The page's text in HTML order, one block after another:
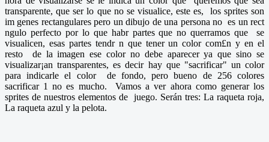
transparente, que ser lo que no se visualice, este es, los sprites son
im genes rectangulares pero un dibujo de una persona no es un rect
ngulo perfecto por lo que habr partes que no querramos que se
visualicen, esas partes tendr n que tener un color com£n y en el
resto de la imagen ese color no debe aparecer ya que sino se
visualizar¡an transparentes, es decir hay que "sacrificar" un color
para indicarle el color de fondo, pero bueno de 256 colores
sacrificar 1 no es mucho. Vamos a ver ahora como generar los
sprites de nuestros elementos de juego. Serán tres: La raqueta roja,
La raqueta azul y la pelota.